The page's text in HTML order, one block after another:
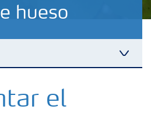
hueso
Huella de Carbono
el